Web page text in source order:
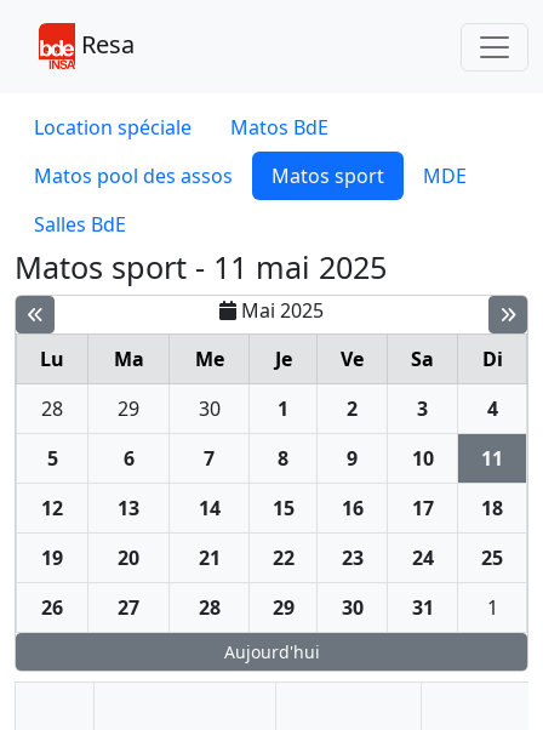
Resa
Location spéciale
Matos BdE
Matos pool des assos
Matos sport
MDE
Salles BdE
Matos sport - 11 mai 2025
Mai 2025
Lu
Ma Me Je Ve Sa
Di
28
29 30 1 2 3
4
5
6 7 8 9 10
11
12
13 14 15 16 17
18
19
20 21 22 23 24
25
26
27 28 29 30 31 1
Aujourd'hui